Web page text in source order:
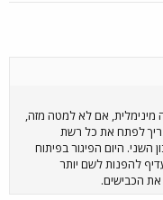
אם לא למטה מזה,
לפתח את כל רשת
היום הפיגור בפיתוח
להפנות לשם יותר
הכבישים.